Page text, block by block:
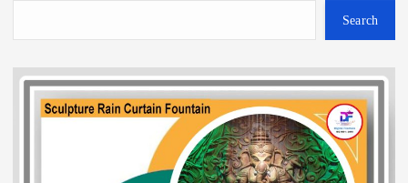
Search